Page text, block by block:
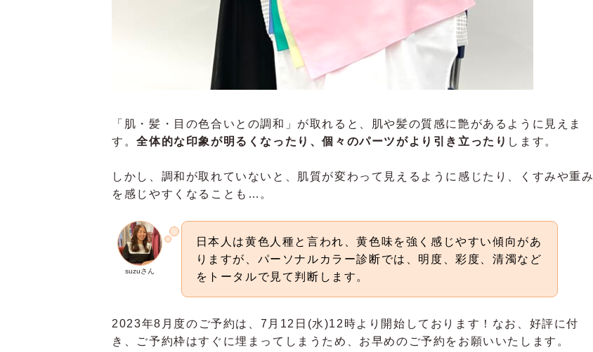
「肌・髪・目の色合いとの調和」が取れると、肌や髪の質感に艶があるように見えま
す。全体的な印象が明るくなったり、個々のパーツがより引き立ったり します。
しかし、調和が取れていないと、肌質が変わって見えるように感じたり、くすみや重み
を感じやすくなることも…。
suzuさん
日本人は黄色人種と言われ、黄色味を強く感じやすい傾向があ
りますが、パーソナルカラー診断では、明度、彩度、清濁など
をトータルで見て判断します。
2023年8月度のご予約は、7月12日(水)12時より開始しております！なお、好評に付
き、ご予約枠はすぐに埋まってしまうため、お早めのご予約をお願いいたします。